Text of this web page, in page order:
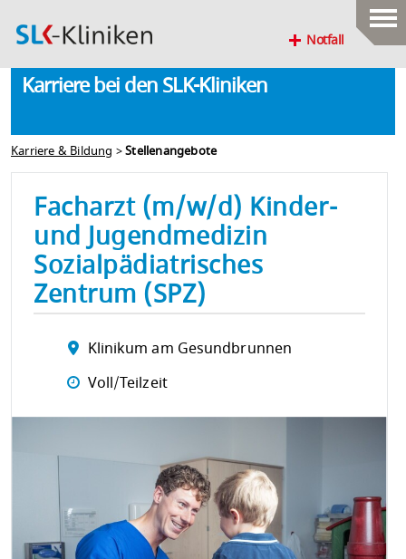
Notfall
Karriere bei den SLK-Kliniken
Karriere & Bildung >Stellenangebote
Facharzt (m/w/d) Kinder-
und Jugendmedizin
Sozialpädiatrisches
Zentrum (SPZ)
Klinikum am Gesundbrunnen
Voll/Teilzeit